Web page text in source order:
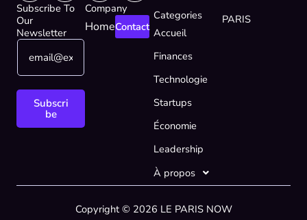
Subscribe To
Our
Newsletter
E
a
m
E
a
Subscri
be
Company
HomeContact
Categories
Accueil
Finances
Technologie
Startups
Économie
Leadership
À propos
PARIS
Copyright © 2026 LE PARIS NOW